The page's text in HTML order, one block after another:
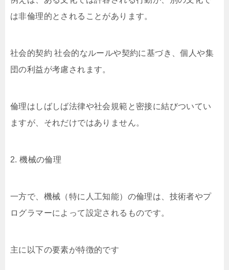
は非倫理的とされることがあります。
社会的契約 社会的なルールや契約に基づき、個人や集
団の利益が考慮されます。
倫理はしばしば法律や社会規範と密接に結びついてい
ますが、それだけではありません。
2. 機械の倫理
一方で、機械（特に人工知能）の倫理は、技術者やプ
ログラマーによって設定されるものです。
主に以下の要素が特徴的です